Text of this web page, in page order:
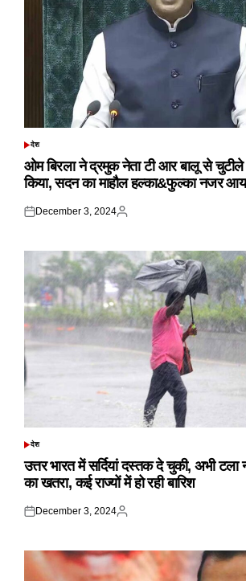
POSTED
देश
ओम बिरला ने द्रमुक नेता टी आर बालू से
किया, सदन का माहौल हल्का&फुल्का नजर
Posted
December 3, 2024
Posted
POSTED
देश
उत्तर भारत में सर्दियां दस्तक दे चुकी, अभी
का खतरा, कई राज्यों में हो रही बारिश
Posted
December 3, 2024
Posted